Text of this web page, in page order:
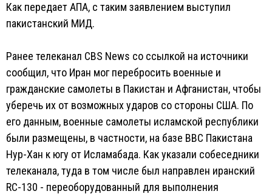
Как передает АПА, с таким заявлением выступил
пакистанский МИД.
Ранее телеканал CBS News со ссылкой на источники
сообщил, что Иран мог перебросить военные и
гражданские самолеты в Пакистан и Афганистан, чтобы
уберечь их от возможных ударов со стороны США. По
его данным, военные самолеты исламской республики
были размещены, в частности, на базе ВВС Пакистана
Нур-Хан к югу от Исламабада. Как указали собеседники
телеканала, туда в том числе был направлен иранский
RC-130 - переоборудованный для выполнения